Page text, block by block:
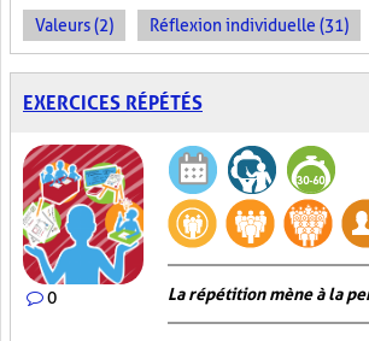
Valeurs (2) Réflexion individuelle (31)
EXERCICES RÉPÉTÉS
0 La répétition mène à la